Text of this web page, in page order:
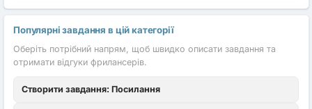
Популярні завдання в цій категорії
Оберіть потрібний напрям, щоб швидко описати завдання та
отримати відгуки фрилансерів.
Створити завдання: Посилання